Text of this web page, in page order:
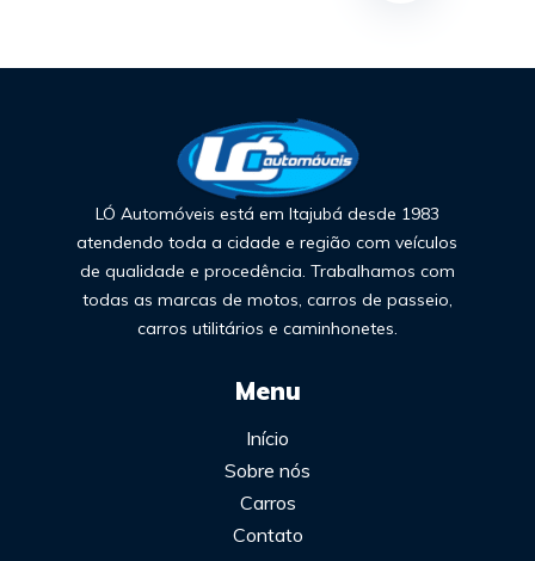
LÓ Automóveis está em Itajubá desde 1983
atendendo toda a cidade e região com veículos
de qualidade e procedência. Trabalhamos com
todas as marcas de motos, carros de passeio,
carros utilitários e caminhonetes.
Menu
Início
Sobre nós
Carros
Contato